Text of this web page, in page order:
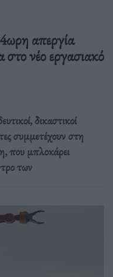
απεργία
νέο εργασιακό
δικαστικοί
συμμετέχουν στη
που μπλοκάρει
των